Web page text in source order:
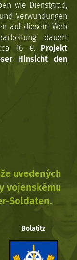
wie Dienstgrad,
Verwundungen
auf diesem Web
dauert
16 €. Projekt
Hinsicht den
uvedených
vojenskému
Soldaten.
Bolatitz